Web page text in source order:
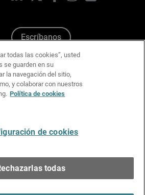
Escríbanos
todas las cookies”, usted
se guarden en su
la navegación del sitio,
y colaborar con nuestros
Política de cookies
de cookies
todas